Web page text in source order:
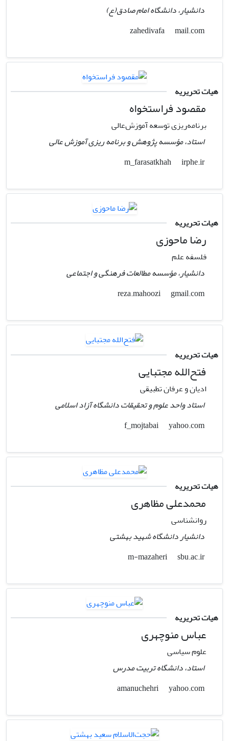
دانشیار، دانشگاه امام صادق(ع)
mail.com
هیات تحریریه
مقصود فراستخواه
برنامه‌ریزی توسعه آموزش‌عالی
استاد، مؤسسه پژوهش و برنامه ریزی آموزش عالی
m_farasatkhah
irphe.ir
هیات تحریریه
رضا ماحوزی
فلسفه علم
دانشیار، مؤسسه مطالعات فرهنگی و اجتماعی
gmail.com
هیات تحریریه
فتح‌الله مجتبایی
ادیان و عرفان تطبیقی
استاد واحد علوم و تحقیقات دانشگاه آزاد اسلامی
yahoo.com
هیات تحریریه
محمدعلی مظاهری
روانشناسی
دانشیار دانشگاه شهید بهشتی
m-mazaheri
sbu.ac.ir
هیات تحریریه
عباس منوچهری
علوم سیاسی
استاد، دانشگاه تربیت مدرس
yahoo.com